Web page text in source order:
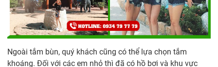
Ngoài tắm bùn, quý khách cũng có thể lựa chọn tắm
khoáng. Đối với các em nhỏ thì đã có hồ bơi và khu vực